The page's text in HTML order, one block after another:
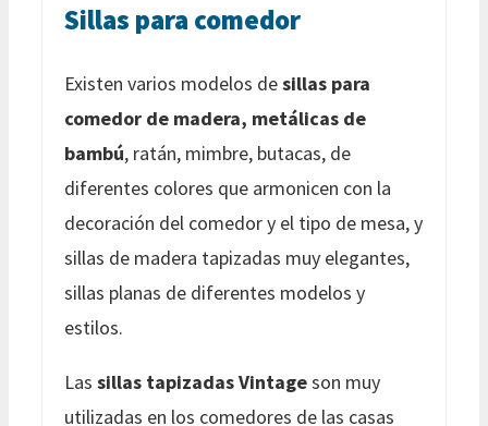
Sillas para comedor
Existen varios modelos desillas para
comedor de madera, metálicas de
bambú, ratán, mimbre, butacas, de
diferentes colores que armonicen con la
decoración del comedor y el tipo de mesa, y
sillas de madera tapizadas muy elegantes,
sillas planas de diferentes modelos y
estilos.
Las sillas tapizadas Vintageson muy
utilizadas en los comedores de las casas